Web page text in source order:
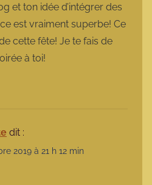
et ton idée d’intégrer des
est vraiment superbe! Ce
cette fête! Je te fais de
à toi!
dit :
2019 à 21 h 12 min